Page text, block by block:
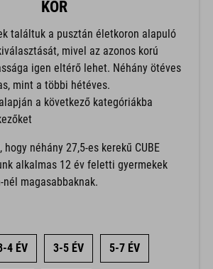
KOR
találtuk a pusztán életkoron alapuló
mivel az azonos korú
igen eltérő lehet. Néhány ötéves
mint a többi hétéves.
a következő kategóriákba
néhány 27,5-es kerekű CUBE
alkalmas 12 év feletti gyermekek
nél magasabbaknak.
4 ÉV 3-5 ÉV 5-7 ÉV